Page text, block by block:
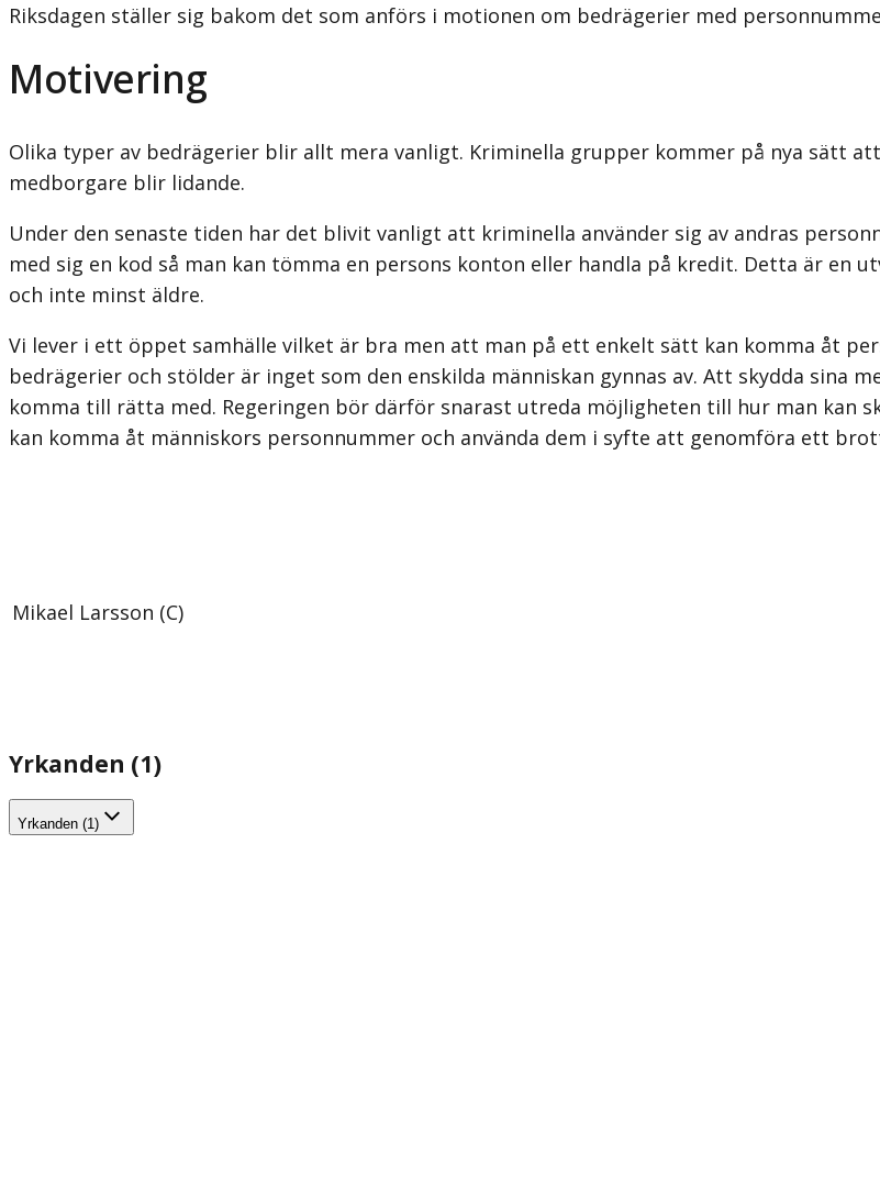
Riksdagen ställer sig bakom det som anförs i motionen om bedrägerier med
Motivering
Olika typer av bedrägerier blir allt mera vanligt. Kriminella grupper kommer på nya sätt
medborgare blir lidande.
Under den senaste tiden har det blivit vanligt att kriminella använder sig av andras
med sig en kod så man kan tömma en persons konton eller handla på kredit. Detta är en
och inte minst äldre.
Vi lever i ett öppet samhälle vilket är bra men att man på ett enkelt sätt kan komma åt
bedrägerier och stölder är inget som den enskilda människan gynnas av. Att skydda
komma till rätta med. Regeringen bör därför snarast utreda möjligheten till hur man kan
kan komma åt människors personnummer och använda dem i syfte att genomföra ett
Mikael Larsson (C)
Yrkanden (1)
Yrkanden (1)